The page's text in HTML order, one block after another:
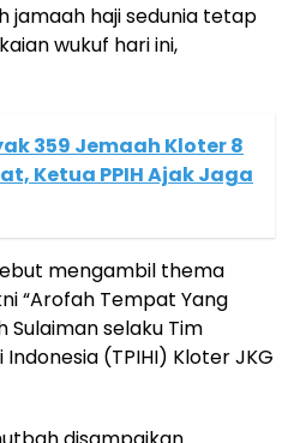
jamaah haji sedunia tetap
wukuf hari ini,
359 Jemaah Kloter 8
Ketua PPIH Ajak Jaga
mengambil thema
“Arofah Tempat Yang
Sulaiman selaku Tim
(TPIHI) Kloter JKG